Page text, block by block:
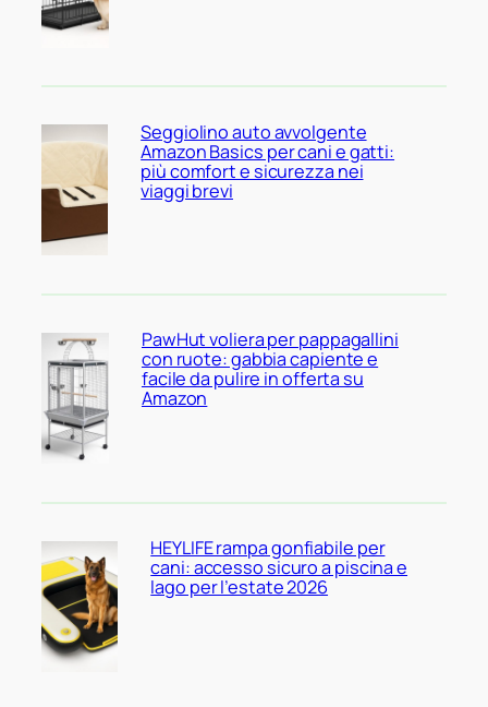
Seggiolino auto avvolgente
Amazon Basics per cani e gatti:
più comfort e sicurezza nei
viaggi brevi
PawHut voliera per pappagallini
con ruote: gabbia capiente e
facile da pulire in offerta su
Amazon
HEYLIFE rampa gonfiabile per
cani: accesso sicuro a piscina e
lago per l’estate 2026